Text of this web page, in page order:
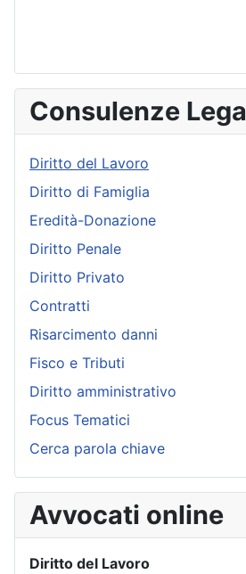
Consulenze
Diritto del Lavoro
Diritto di Famiglia
Eredità-Donazione
Diritto Penale
Diritto Privato
Contratti
Risarcimento danni
Fisco e Tributi
Diritto amministrativo
Focus Tematici
Cerca parola chiave
Avvocati online
Diritto del Lavoro